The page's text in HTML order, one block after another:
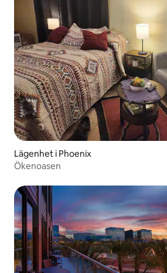
Lägenhet i Phoenix
Ökenoasen